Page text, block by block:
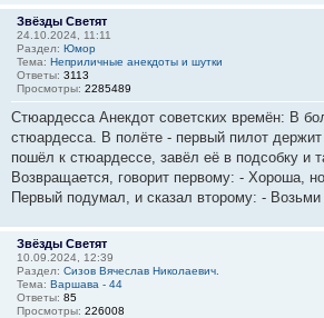
Звёзды Светят
24.10.2024, 11:11
Раздел: Юмор
Тема: Неприличные анекдоты и шутки
Ответы: 3113
Просмотры: 2285489
Стюардесса Анекдот советских времён: В
стюардесса. В полёте - первый пилот
пошёл к стюардессе, завёл её в подсобку и
Возвращается, говорит первому: - Хороша,
Первый подумал, и сказал второму: - Возьми
Звёзды Светят
10.09.2024, 12:39
Раздел: Сизов Вячеслав Николаевич.
Тема: Варшава - 44
Ответы: 85
Просмотры: 226008